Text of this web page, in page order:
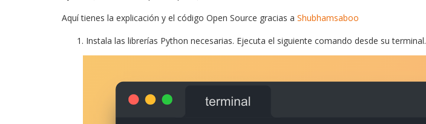
Aquí tienes la explicación y el código Open Source gracias a Shubhamsaboo
Instala las librerías Python necesarias. Ejecuta el siguiente comando desde su terminal.